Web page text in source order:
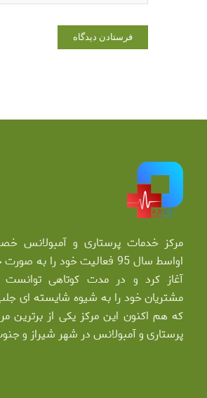
مرکز خدمات پرستاری و آمبولانس
اواسط سال 95 فعالیت خود را
آغاز کرد و در مدت کوتاهی توانست
مشتریان خود را به شیوه شایسته ای
که هم اکنون این مرکز یکی از برترین
پرستاری و آمبولانس در شهر شیراز و